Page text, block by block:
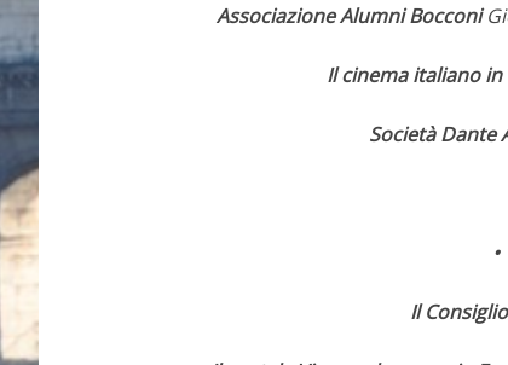
Associazione Alumni Bocconi
Il cinema italiano in
Società Dante
Il